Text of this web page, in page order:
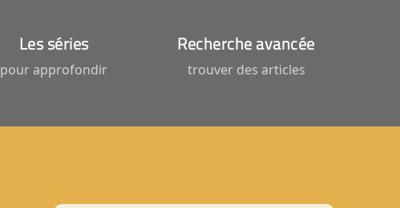
Les séries
pour approfondir
Recherche avancée
trouver des articles